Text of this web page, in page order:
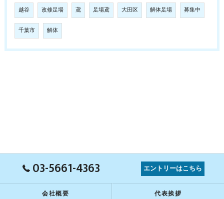
越谷 改修足場 鳶 足場鳶 大田区 解体足場 募集中
千葉市 解体
03-5661-4363 エントリーはこちら
会社概要 代表挨拶